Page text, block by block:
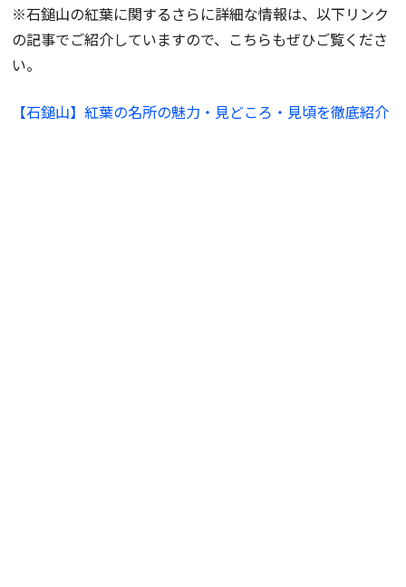
※石鎚山の紅葉に関するさらに詳細な情報は、以下リンク
の記事でご紹介していますので、こちらもぜひご覧くださ
い。
【石鎚山】紅葉の名所の魅力・見どころ・見頃を徹底紹介